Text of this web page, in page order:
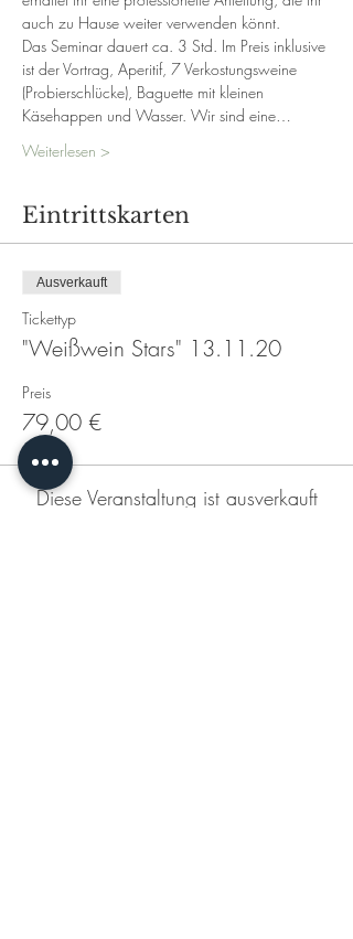
auch zu Hause weiter verwenden könnt.
Das Seminar dauert ca. 3 Std. Im Preis inklusive
ist der Vortrag, Aperitif, 7 Verkostungsweine
(Probierschlücke), Baguette mit kleinen
Käsehappen und Wasser. Wir sind eine…
Weiterlesen >
Eintrittskarten
Ausverkauft
Tickettyp
"Weißwein Stars" 13.11.20
Preis
79,00 €
Diese Veranstaltung ist ausverkauft